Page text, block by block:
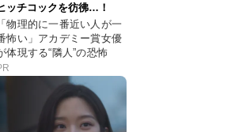
ッチコックを彷彿…！
「物理的に一番近い人が一
怖い」アカデミー賞女優
体現する“隣人”の恐怖